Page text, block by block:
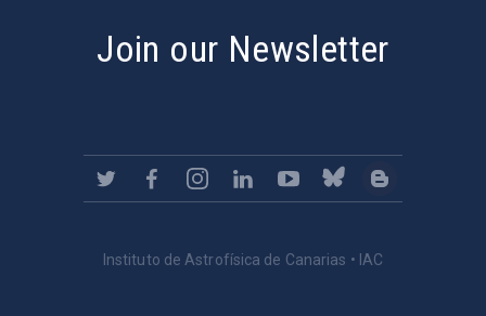
Join our Newsletter
Instituto de Astrofísica de Canarias • IAC